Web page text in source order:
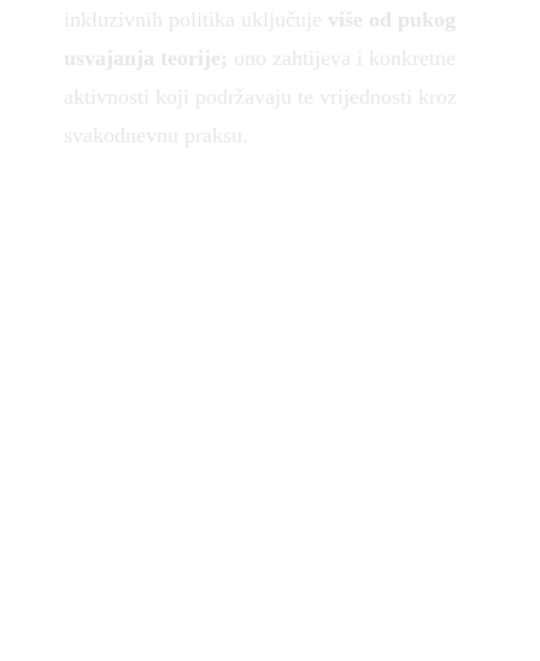
inkluzivnih politika uključuje više od pukog
usvajanja teorije; ono zahtijeva i konkretne
aktivnosti koji podržavaju te vrijednosti kroz
svakodnevnu praksu.